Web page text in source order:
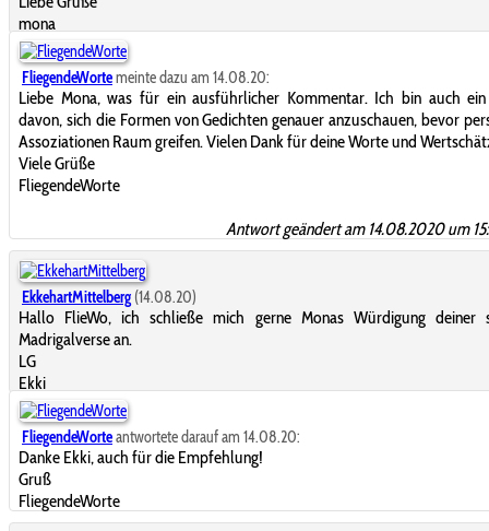
mona
FliegendeWortemeinte dazu am 14.08.20:
Liebe Mona, was für ein ausführlicher Kommentar. Ich bin auch
davon, sich die Formen von Gedichten genauer anzuschauen, bevor
Assoziationen Raum greifen. Vielen Dank für deine Worte und
Viele Grüße
FliegendeWorte
Antwort geändert am 14.08.2020 um
EkkehartMittelberg (14.08.20)
Hallo FlieWo, ich schließe mich gerne Monas Würdigung deiner
Madrigalverse an.
LG
Ekki
FliegendeWorteantwortete darauf am 14.08.20:
Danke Ekki, auch für die Empfehlung!
Gruß
FliegendeWorte